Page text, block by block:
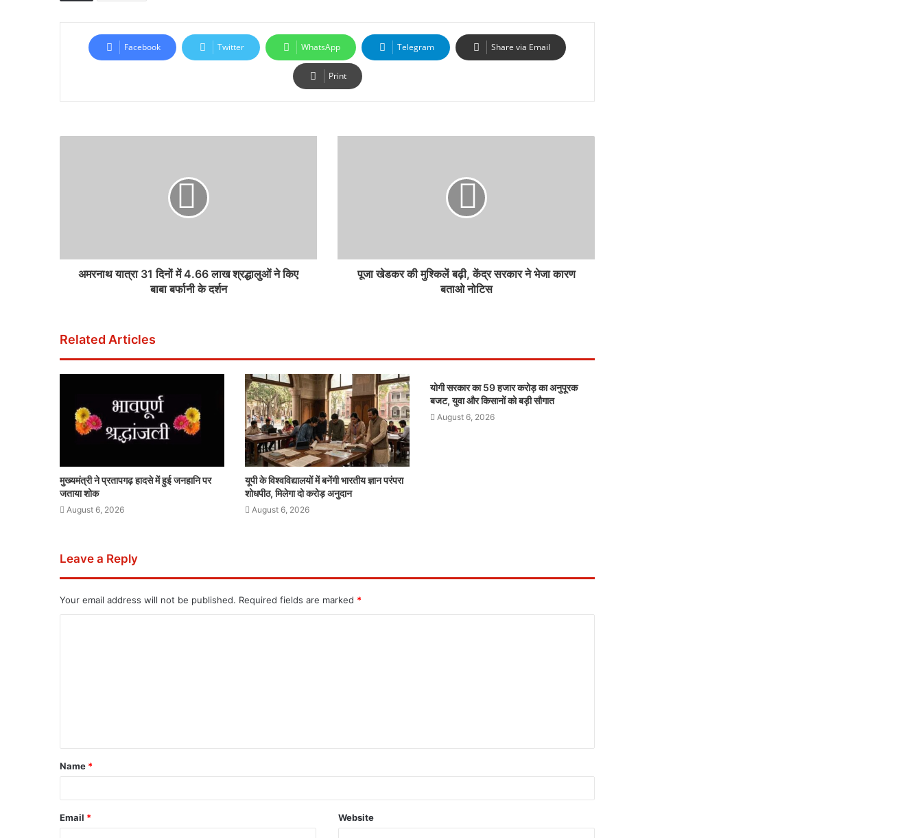
Facebook Twitter WhatsApp Telegram Share via Email
Print
अमरनाथ यात्रा 31 दिनों में 4.66 लाख श्रद्धालुओं ने किए
बाबा बर्फानी के दर्शन
पूजा खेडकर की मुश्किलें बढ़ी, केंद्र सरकार ने भेजा कारण
बताओ नोटिस
Related Articles
मुख्यमंत्री ने प्रतापगढ़ हादसे में हुई जनहानि पर
जताया शोक
August 6, 2026
यूपी के विश्वविद्यालयों में बनेंगी भारतीय ज्ञान परंपरा
शोधपीठ, मिलेगा दो करोड़ अनुदान
August 6, 2026
योगी सरकार का 59 हजार करोड़ का अनुपूरक
बजट, युवा और किसानों को बड़ी सौगात
August 6, 2026
Leave a Reply
Your email address will not be published. Required fields are marked *
Name *
Email * Website